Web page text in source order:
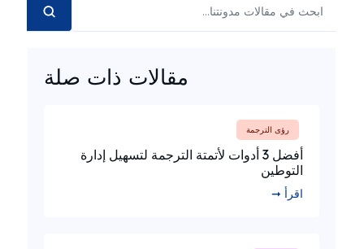
مقالات ذات صلة
رؤى الترجمة
أفضل 3 أدوات لأتمتة الترجمة لتسهيل إدارة
التوطين
اقرأ ➞